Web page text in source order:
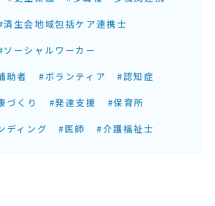
済生会地域包括ケア連携士
ソーシャルワーカー
助者
#ボランティア
#認知症
づくり
#発達支援
#保育所
ディング
#医師 #介護福祉士